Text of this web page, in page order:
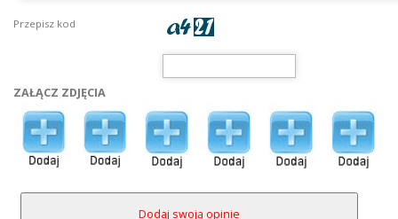
Przepisz kod
ZAŁĄCZ ZDJĘCIA